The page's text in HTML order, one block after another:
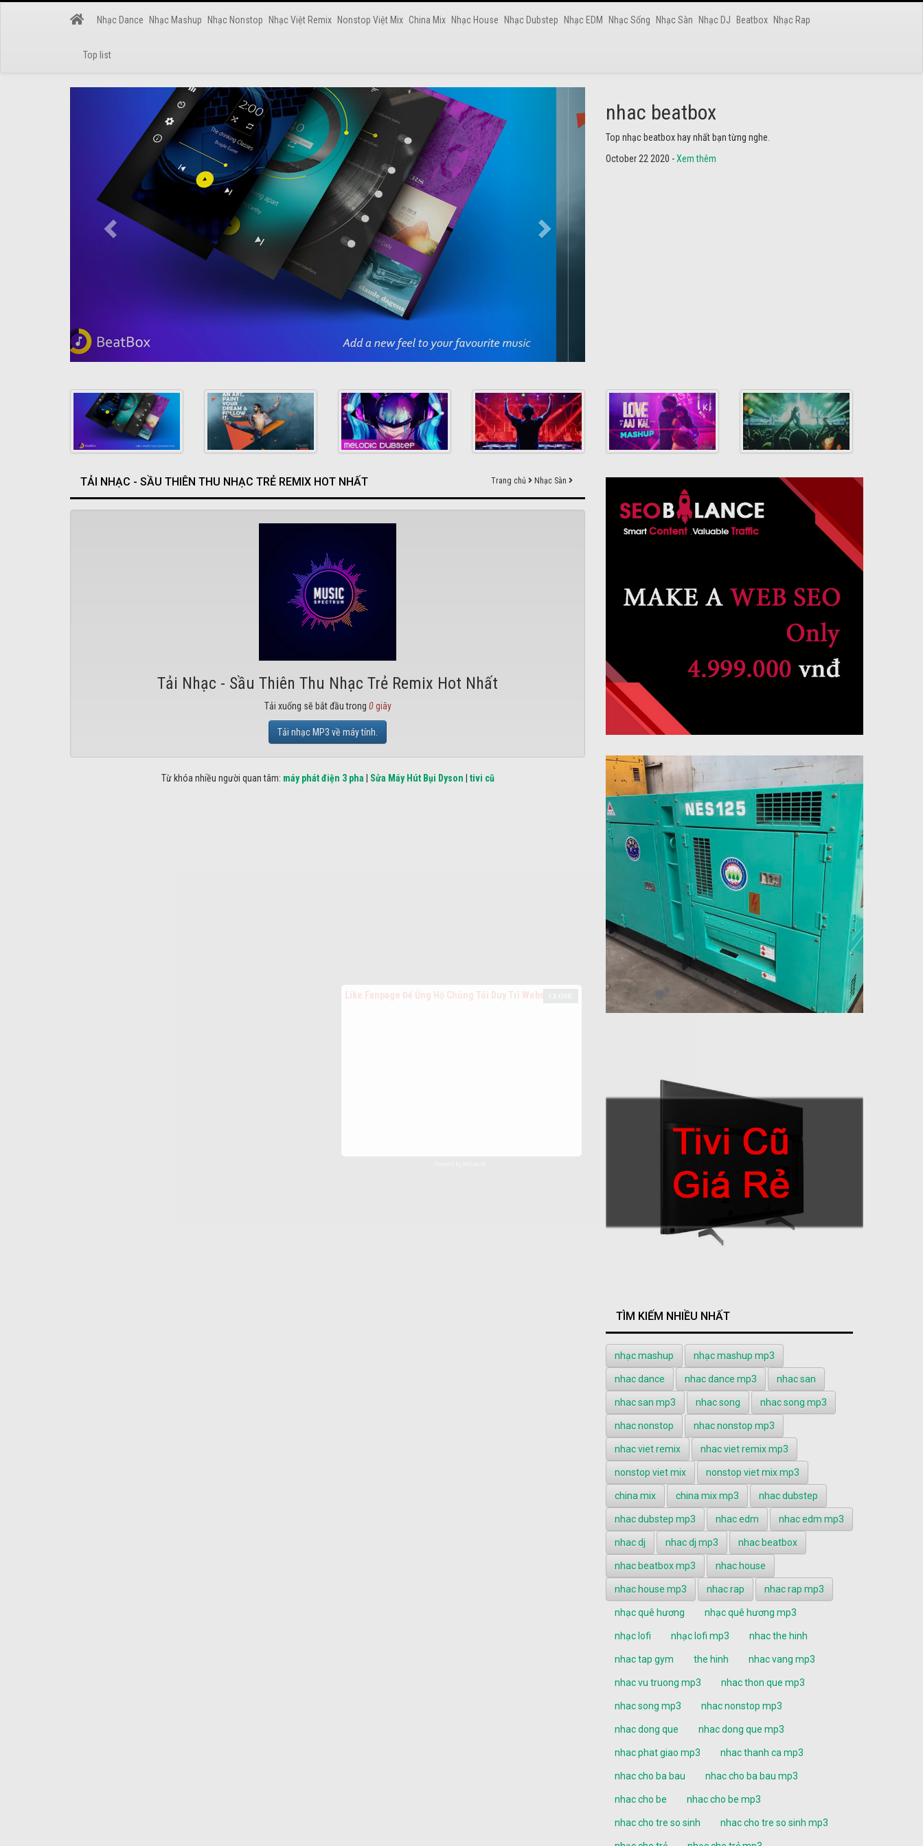
Nhạc Dance Nhạc Mashup Nhạc Nonstop Nhạc Việt Remix Nonstop Việt Mix China Mix Nhạc House Nhạc Dubstep Nhạc EDM Nhạc Sống Nhạc Sàn Nhạc DJ Beatbox Nhạc Rap
Top list
nhac dance
Những bài nhạc dance tuyển chọn 2020 hay nhất.
October 22 2020 -Xem thêm
TẢI NHẠC - SẦU THIÊN THU NHẠC TRẺ REMIX HOT NHẤT Trang chủ Nhạc Sàn
Tải Nhạc - Sầu Thiên Thu Nhạc Trẻ Remix Hot Nhất
Tải xuống sẽ bắt đầu trong 0giây
Tải nhạc MP3 về máy tính.
Từ khóa nhiều người quan tâm: máy phát điện 3 pha Sửa Máy Hút Bụi Dyson tivi cũ
TÌM KIẾM NHIỀU NHẤT
nhạc mashup nhạc mashup mp3
nhac dance nhac dance mp3 nhac san
nhac san mp3 nhac song nhac song mp3
nhac nonstop nhac nonstop mp3
nhac viet remix nhac viet remix mp3
nonstop viet mix nonstop viet mix mp3
china mix china mix mp3 nhac dubstep
nhac dubstep mp3 nhac edm nhac edm mp3
nhac dj nhac dj mp3 nhac beatbox
nhac beatbox mp3 nhac house
nhac house mp3 nhac rap nhac rap mp3
nhạc quê hương nhạc quê hương mp3
nhạc lofi nhạc lofi mp3 nhac the hinh
nhac tap gym the hinh nhac vang mp3
nhac vu truong mp3 nhac thon que mp3
nhac song mp3 nhac nonstop mp3
nhac dong que nhac dong que mp3
nhac phat giao mp3 nhac thanh ca mp3
nhac cho ba bau nhac cho ba bau mp3
nhac cho be nhac cho be mp3
nhac cho tre so sinh nhac cho tre so sinh mp3
Like Fanpage Để Ủng Hộ Chúng Tôi Duy Trì Website